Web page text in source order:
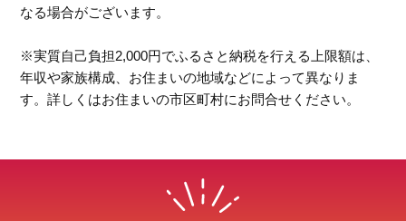
なる場合がございます。
※実質自己負担2,000円でふるさと納税を行える上限額は、
年収や家族構成、お住まいの地域などによって異なりま
す。詳しくはお住まいの市区町村にお問合せください。